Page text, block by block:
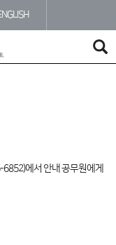
6852)에서 안내 공무원에게